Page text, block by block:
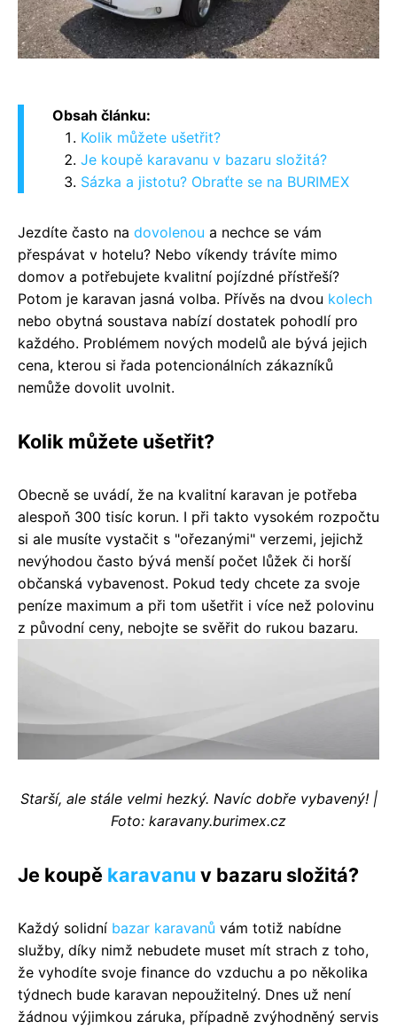
Obsah článku:
Kolik můžete ušetřit?
Je koupě karavanu v bazaru složitá?
Sázka a jistotu? Obraťte se na BURIMEX
Jezdíte často na dovolenou a nechce se vám
přespávat v hotelu? Nebo víkendy trávíte mimo
domov a potřebujete kvalitní pojízdné přístřeší?
Potom je karavan jasná volba. Přívěs na dvou kolech
nebo obytná soustava nabízí dostatek pohodlí pro
každého. Problémem nových modelů ale bývá jejich
cena, kterou si řada potencionálních zákazníků
nemůže dovolit uvolnit.
Kolik můžete ušetřit?
Obecně se uvádí, že na kvalitní karavan je potřeba
alespoň 300 tisíc korun. I při takto vysokém rozpočtu
si ale musíte vystačit s "ořezanými" verzemi, jejichž
nevýhodou často bývá menší počet lůžek či horší
občanská vybavenost. Pokud tedy chcete za svoje
peníze maximum a při tom ušetřit i více než polovinu
z původní ceny, nebojte se svěřit do rukou bazaru.
Starší, ale stále velmi hezký. Navíc dobře vybavený! |
Foto: karavany.burimex.cz
Je koupě karavanuv bazaru složitá?
Každý solidní bazar karavanů vám totiž nabídne
služby, díky nimž nebudete muset mít strach z toho,
že vyhodíte svoje finance do vzduchu a po několika
týdnech bude karavan nepoužitelný. Dnes už není
žádnou výjimkou záruka, případně zvýhodněný servis